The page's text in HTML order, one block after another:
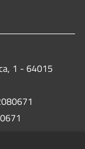
1 - 64015